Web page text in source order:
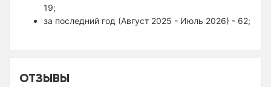
19;
за последний год (Август 2025 - Июль 2026) - 62;
ОТЗЫВЫ